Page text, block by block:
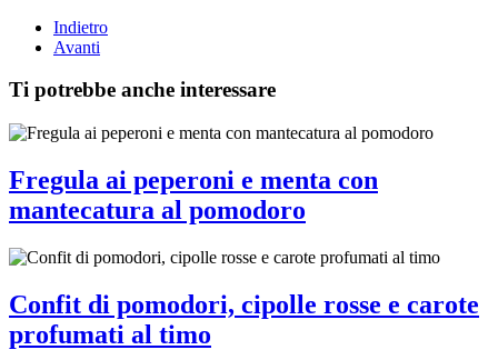
Indietro
Avanti
Ti potrebbe anche interessare
Fregula ai peperoni e menta con
mantecatura al pomodoro
Confit di pomodori, cipolle rosse e carote
profumati al timo